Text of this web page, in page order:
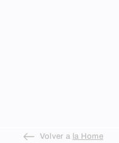
Volver a la Home